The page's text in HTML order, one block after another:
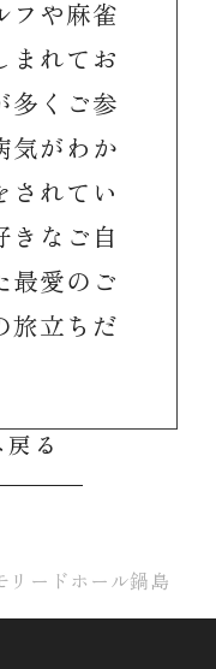
フや麻雀
まれてお
多くご参
気がわか
されてい
きなご自
最愛のご
旅立ちだ
る
リードホール鍋島